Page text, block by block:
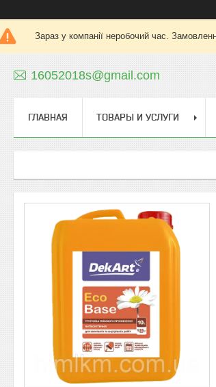
Зараз у компанії неробочий час.
16052018s@gmail.com
ГЛАВНАЯ ТОВАРЫ И УСЛУГИ